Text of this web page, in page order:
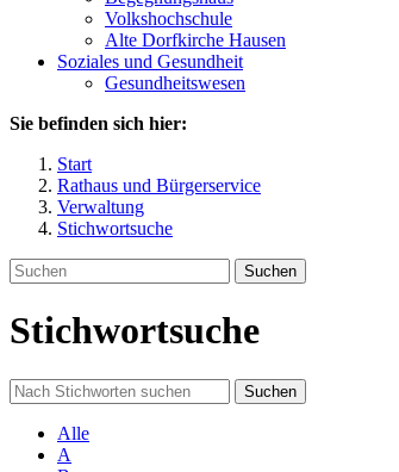
Volkshochschule
Alte Dorfkirche Hausen
Soziales und Gesundheit
Gesundheitswesen
Sie befinden sich hier:
Start
Rathaus und Bürgerservice
Verwaltung
Stichwortsuche
Suchen
Stichwortsuche
Suchen
Alle
A